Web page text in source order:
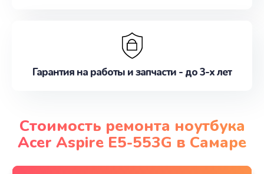
Гарантия на работы и запчасти - до 3-х лет
Стоимость ремонта ноутбука
Acer Aspire E5-553G в Самаре